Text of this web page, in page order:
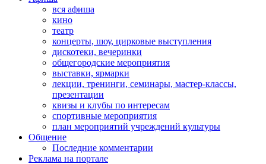
вся афиша
кино
театр
концерты, шоу, цирковые выступления
дискотеки, вечеринки
общегородские мероприятия
выставки, ярмарки
лекции, тренинги, семинары, мастер-классы,
презентации
квизы и клубы по интересам
спортивные мероприятия
план мероприятий учреждений культуры
Общение
Последние комментарии
Реклама на портале